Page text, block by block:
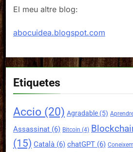
El meu altre blog:
abocuidea.blogspot.com
Etiquetes
Accio (20) Agradable (5)
Assassinat (6) Bitcoin (4)
(15) Català (6) chatGPT (6)